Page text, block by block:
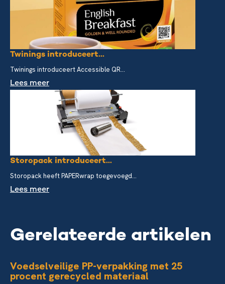
Twinings introduceert...
Twinings introduceert Accessible QR...
Lees meer
Storopack introduceert...
Storopack heeft PAPERwrap toegevoegd...
Lees meer
Gerelateerde artikelen
Voedselveilige PP-verpakking met 25
procent gerecycled materiaal